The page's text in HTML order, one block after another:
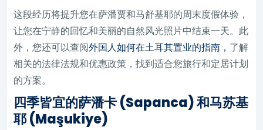
这段经历将提升您在萨潘贾和马舒基耶的周末度假体验，
让您在宁静的回忆和美丽的自然风光照片中结束一天。此
外，您还可以查阅外国人如何在土耳其置业的指南， 了解
相关的法律法规和优惠政策，找到适合您旅行和定居计划
的方案。
四季皆宜的萨潘卡 (Sapanca) 和马苏基
耶 (Maşukiye)